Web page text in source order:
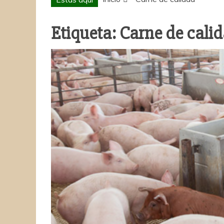
Etiqueta: Carne de